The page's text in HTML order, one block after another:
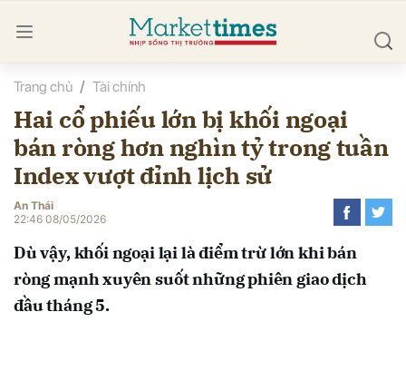
Trang chủ Tài chính
Hai cổ phiếu lớn bị khối ngoại
bán ròng hơn nghìn tỷ trong tuần
Index vượt đỉnh lịch sử
An Thái
22:46 08/05/2026
Dù vậy, khối ngoại lại là điểm trừ lớn khi bán
ròng mạnh xuyên suốt những phiên giao dịch
đầu tháng 5.
luận